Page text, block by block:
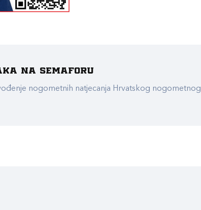
na Semaforu
nogometnih natjecanja Hrvatskog nogometnog